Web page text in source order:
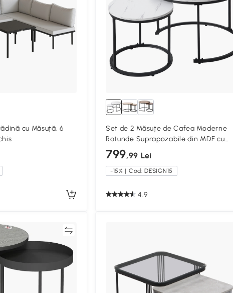
cu Măsuță, 6
Set de 2 Măsuțe de Cafea Moderne
Rotunde Suprapozabile din MDF cu
Structură din Metal,culoare marmură
799,99 Lei
-15% | Cod: DESIGN15
4.9